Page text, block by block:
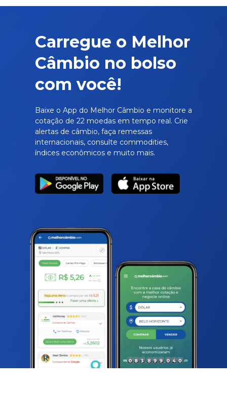
Carregue o Melhor
Câmbio no bolso
com você!
Baixe o App do Melhor Câmbio e monitore a
cotação de 22 moedas em tempo real. Crie
alertas de câmbio, faça remessas
internacionais, consulte commodities,
índices econômicos e muito mais.